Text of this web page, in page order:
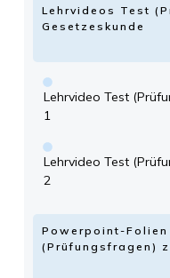
Lehrvideos Test
Gesetzeskunde
Lehrvideo Test
1
Lehrvideo Test
2
Powerpoint-
(Prüfungsfragen)